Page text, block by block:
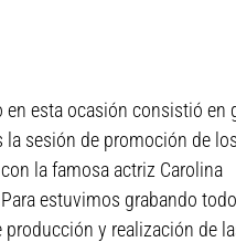
en esta ocasión consistió en
la sesión de promoción de los
la famosa actriz Carolina
estuvimos grabando
producción y realización de